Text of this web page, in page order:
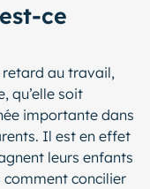
ce
retard au travail,
qu’elle soit
importante dans
Il est en effet
leurs enfants
comment concilier